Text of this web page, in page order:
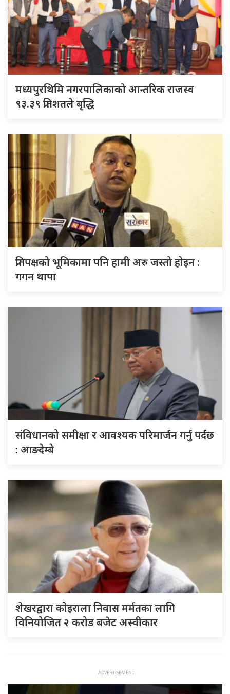
मध्यपुरथिमि नगरपालिकाको आन्तरिक राजस्व
९३.३९ प्रतिशतले बृद्धि
प्रतिपक्षको भूमिकामा पनि हामी अरु जस्तो होइन :
गगन थापा
संविधानको समीक्षा र आवश्यक परिमार्जन गर्नु पर्दछ
: आङदेम्बे
शेखरद्वारा कोइराला निवास मर्मतका लागि
विनियोजित २ करोड बजेट अस्वीकार